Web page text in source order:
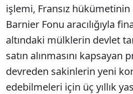
işlemi, Fransız
Barnier Fonu aracılığıyla
altındaki mülklerin devlet
satın alınmasını kapsayan
devreden sakinlerin yeni
edebilmeleri için üç yıllık